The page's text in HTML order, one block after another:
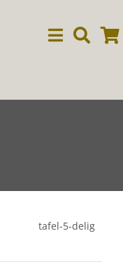
tafel-5-delig